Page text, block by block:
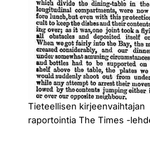
Tieteellisen kirjeenvaihtajan
raportointia The Times -